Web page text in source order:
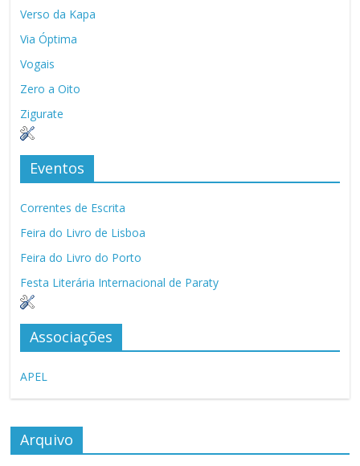
Verso da Kapa
Via Óptima
Vogais
Zero a Oito
Zigurate
Eventos
Correntes de Escrita
Feira do Livro de Lisboa
Feira do Livro do Porto
Festa Literária Internacional de Paraty
Associações
APEL
Arquivo